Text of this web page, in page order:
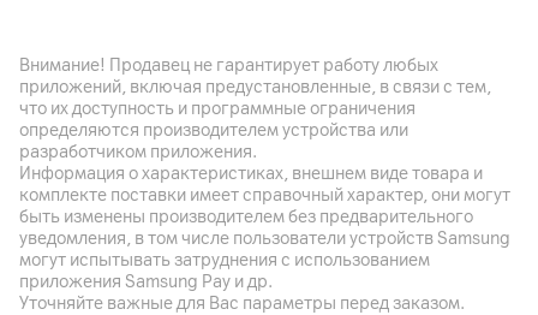
Kvan Tong, Китай
Комплект поставки
чехол
Страна производитель
Китай
Внимание! Продавец не гарантирует работу любых
приложений, включая предустановленные, в связи с тем,
что их доступность и программные ограничения
определяются производителем устройства или
разработчиком приложения.
Информация о характеристиках, внешнем виде товара и
комплекте поставки имеет справочный характер, они могут
быть изменены производителем без предварительного
уведомления, в том числе пользователи устройств Samsung
могут испытывать затруднения с использованием
приложения Samsung Pay и др.
Уточняйте важные для Вас параметры перед заказом.